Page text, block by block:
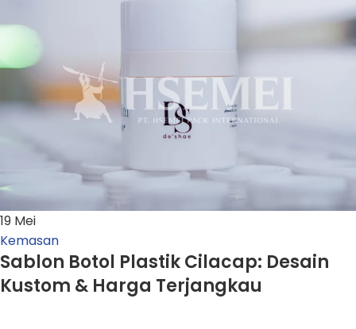
19 Mei
Kemasan
Sablon Botol Plastik Cilacap: Desain
Kustom & Harga Terjangkau